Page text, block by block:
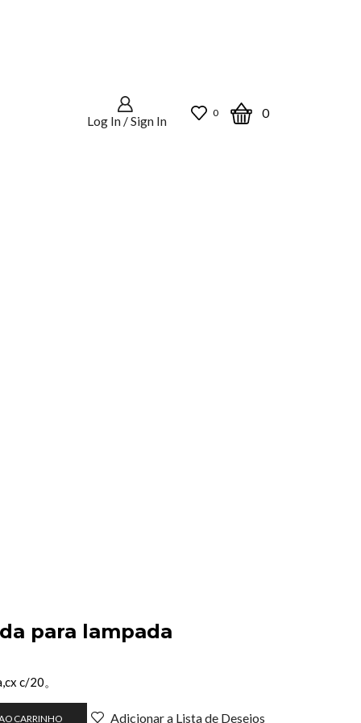
Log In / Sign In
0 0
para lampada
c/20。
CARRINHO Adicionar a Lista de Desejos